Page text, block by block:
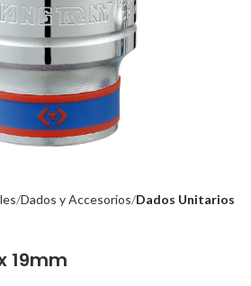
Dados y Accesorios Dados Unitarios
19mm